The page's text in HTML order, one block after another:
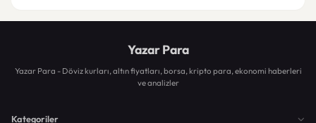
Yazar Para
Yazar Para - Döviz kurları, altın fiyatları, borsa, kripto para, ekonomi haberleri
ve analizler
Kategoriler